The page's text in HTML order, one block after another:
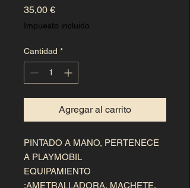
35,00 €Precio
Impuesto incluido
Cantidad *
Agregar al carrito
PINTADO A MANO, PERTENECE
A PLAYMOBIL
EQUIPAMIENTO
:AMETRALLADORA, MACHETE,